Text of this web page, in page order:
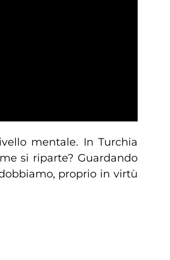
mentale. In Turchia
si riparte? Guardando
proprio in virtù